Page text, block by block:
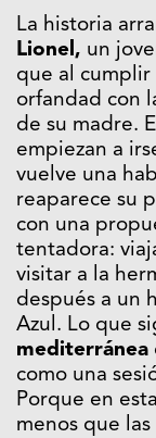
La historia
Lionel, un
que al cumplir
orfandad con
de su madre.
empiezan a
vuelve una
reaparece su
con una
tentadora:
visitar a la
después a un
Azul. Lo que
mediterránea
como una
Porque en
menos que